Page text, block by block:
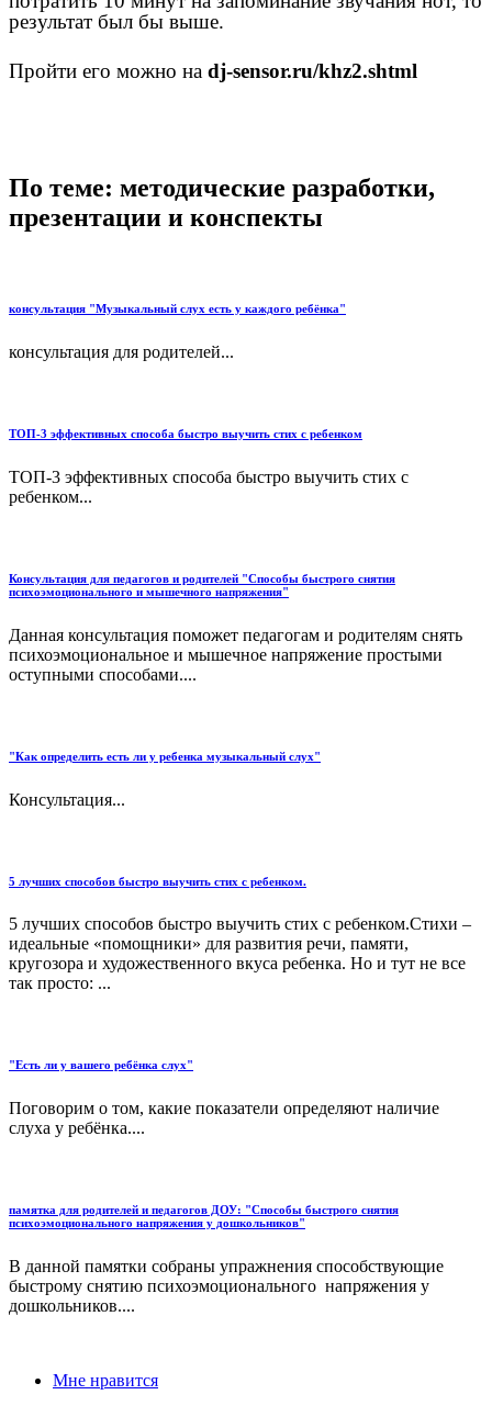
результат был бы выше.
Пройти его можно на dj-sensor.ru/khz2.shtml
По теме: методические разработки,
презентации и конспекты
консультация "Музыкальный слух есть у каждого ребёнка"
консультация для родителей...
ТОП-3 эффективных способа быстро выучить стих с ребенком
ТОП-3 эффективных способа быстро выучить стих с
ребенком...
Консультация для педагогов и родителей "Способы быстрого снятия
психоэмоционального и мышечного напряжения"
Данная консультация поможет педагогам и родителям снять
психоэмоциональное и мышечное напряжение простыми
оступными способами....
"Как определить есть ли у ребенка музыкальный слух"
Консультация...
5 лучших способов быстро выучить стих с ребенком.
5 лучших способов быстро выучить стих с ребенком.Стихи –
идеальные «помощники» для развития речи, памяти,
кругозора и художественного вкуса ребенка. Но и тут не все
так просто: ...
"Есть ли у вашего ребёнка слух"
Поговорим о том, какие показатели определяют наличие
слуха у ребёнка....
памятка для родителей и педагогов ДОУ: "Способы быстрого снятия
психоэмоционального напряжения у дошкольников"
В данной памятки собраны упражнения способствующие
быстрому снятию психоэмоционального напряжения у
дошкольников....
Мне нравится